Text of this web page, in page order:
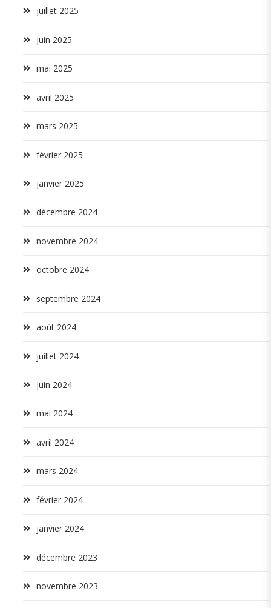
juillet 2025
juin 2025
mai 2025
avril 2025
mars 2025
février 2025
janvier 2025
décembre 2024
novembre 2024
octobre 2024
septembre 2024
août 2024
juillet 2024
juin 2024
mai 2024
avril 2024
mars 2024
février 2024
janvier 2024
décembre 2023
novembre 2023